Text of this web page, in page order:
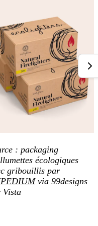
: packaging
écologiques
gribouillis par
via 99designs
Vista